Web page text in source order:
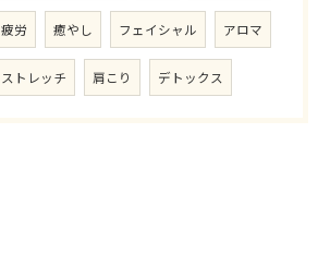
疲労 癒やし フェイシャル アロマ
ストレッチ 肩こり デトックス